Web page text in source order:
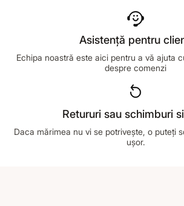
Asistență pentru
Echipa noastră este aici pentru a vă ajuta
despre comenzi
Retururi sau schimburi
Daca mărimea nu vi se potrivește, o puteți
ușor.